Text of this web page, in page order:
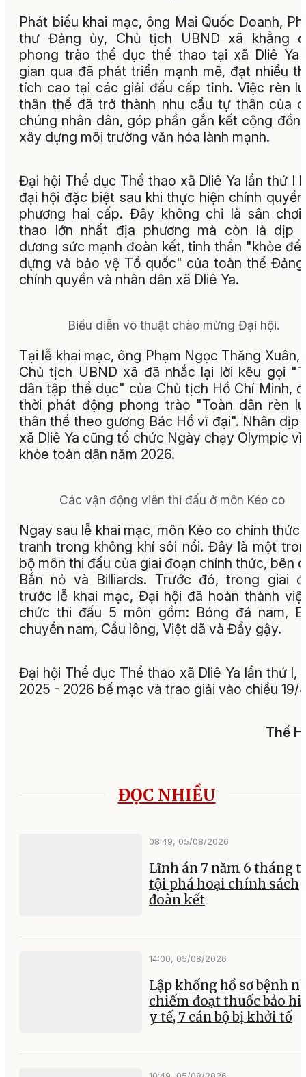
Phát biểu khai mạc, ông Mai Quốc Doanh,
thư Đảng ủy, Chủ tịch UBND xã khẳng
phong trào thể dục thể thao tại xã Dliê Ya
gian qua đã phát triển mạnh mẽ, đạt nhiều
tích cao tại các giải đấu cấp tỉnh. Việc rèn
thân thể đã trở thành nhu cầu tự thân của
chúng nhân dân, góp phần gắn kết cộng
xây dựng môi trường văn hóa lành mạnh.
Đại hội Thể dục Thể thao xã Dliê Ya lần thứ I
đại hội đặc biệt sau khi thực hiện chính
phương hai cấp. Đây không chỉ là sân chơi
thao lớn nhất địa phương mà còn là dịp
dương sức mạnh đoàn kết, tinh thần "khỏe để
dựng và bảo vệ Tổ quốc" của toàn thể
chính quyền và nhân dân xã Dliê Ya.
Biểu diễn võ thuật chào mừng Đại hội.
Tại lễ khai mạc, ông Phạm Ngọc Thăng Xuân,
Chủ tịch UBND xã đã nhắc lại lời kêu gọi
dân tập thể dục" của Chủ tịch Hồ Chí Minh,
thời phát động phong trào "Toàn dân rèn
thân thể theo gương Bác Hồ vĩ đại". Nhân dịp
xã Dliê Ya cũng tổ chức Ngày chạy Olympic vì
khỏe toàn dân năm 2026.
Các vận động viên thi đấu ở môn Kéo co
Ngay sau lễ khai mạc, môn Kéo co chính thức
tranh trong không khí sôi nổi. Đây là một
bộ môn thi đấu của giai đoạn chính thức, bên
Bắn nỏ và Billiards. Trước đó, trong giai
trước lễ khai mạc, Đại hội đã hoàn thành
chức thi đấu 5 môn gồm: Bóng đá nam,
chuyền nam, Cầu lông, Việt dã và Đẩy gậy.
Đại hội Thể dục Thể thao xã Dliê Ya lần thứ I,
2025 - 2026 bế mạc và trao giải vào chiều 19/
Thế
ĐỌC NHIỀU
08:49, 05/08/2026
Lĩnh án 7 năm 6 tháng
tội phá hoại chính sách
đoàn kết
14:00, 05/08/2026
Lập khống hồ sơ bệnh
chiếm đoạt thuốc bảo
y tế, 7 cán bộ bị khởi tố